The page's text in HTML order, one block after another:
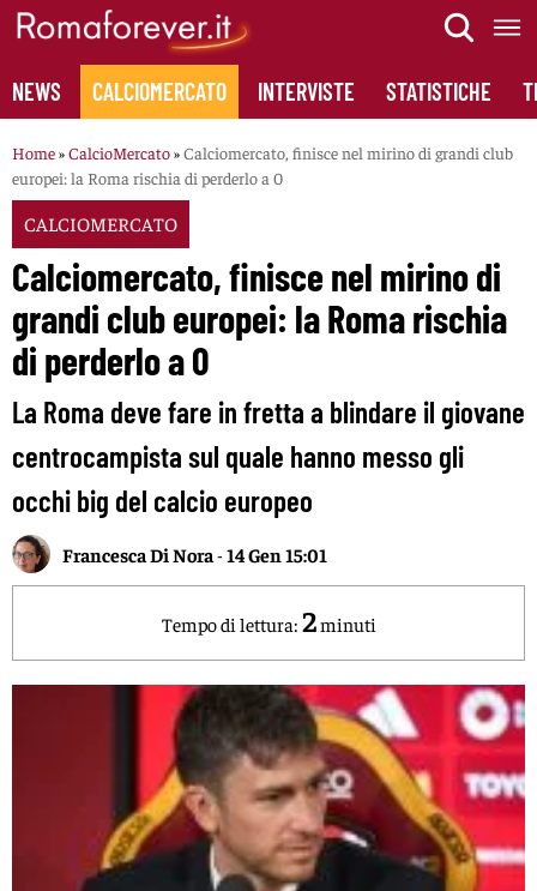
Skip
content
NEWS CALCIOMERCATO INTERVISTE STATISTICHE
Home»CalcioMercato»Calciomercato, finisce nel mirino di grandi club
europei: la Roma rischia di perderlo a 0
CALCIOMERCATO
Calciomercato, finisce nel mirino di
grandi club europei: la Roma rischia
di perderlo a 0
La Roma deve fare in fretta a blindare il giovane
centrocampista sul quale hanno messo gli
occhi big del calcio europeo
Francesca Di Nora -14 Gen 15:01
Tempo di lettura: 2minuti